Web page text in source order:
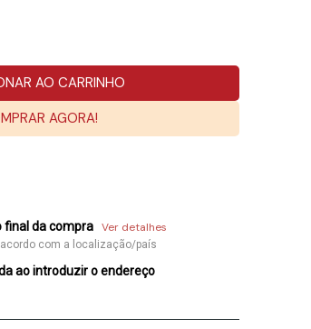
AO CARRINHO
AGORA!
final da compra Ver detalhes
com a localização/país
ao introduzir o endereço